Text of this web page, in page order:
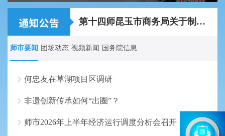
第十四师昆玉市商务局关于制作农特产品宣传...
师市要闻 团场动态 视频新闻 国务院信息
何忠友在草湖项目区调研
非遗创新传承如何“出圈”？
师市2026年上半年经济运行调度分析会召开